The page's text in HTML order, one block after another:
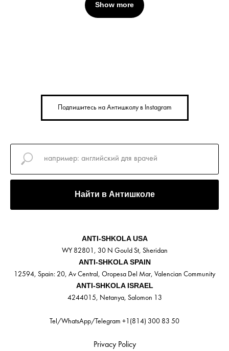
Show more
Подпишитесь на Антишколу в Instagram
Найти в Антишколе
ANTI-SHKOLA USA
WY 82801, 30 N Gould St, Sheridan
ANTI-SHKOLA SPAIN
12594, Spain: 20, Av Central, Oropesa Del Mar, Valencian Community
ANTI-SHKOLA ISRAEL
4244015, Netanya, Salomon 13
Tel/WhatsApp/Telegram +1(814) 300 83 50
Privacy Policy